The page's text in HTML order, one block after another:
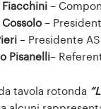
Fiacchini –
Cossolo –
– Presidente
Pisanelli–
tavola rotonda